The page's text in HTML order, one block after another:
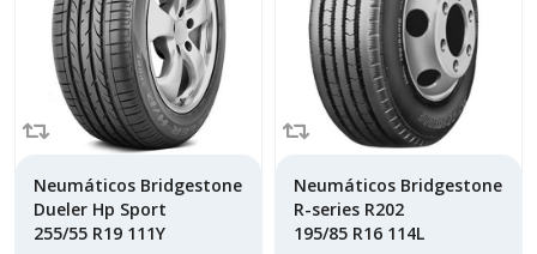
Neumáticos Bridgestone
Dueler Hp Sport
255/55 R19 111Y
Neumáticos Bridgestone
R-series R202
195/85 R16 114L